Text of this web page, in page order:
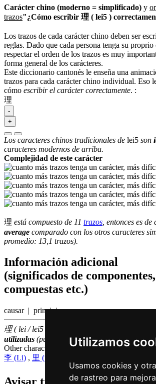
Utilizamos
Usamos cookies y
de rastreo para
Carácter chino (moderno = simplificado) y
trazos"¿Cómo escribir 理 ( lei5 )
Los trazos de cada carácter chino deben ser
reglas. Dado que cada persona tenga su proprio
respectar el orden de los trazos es muy
forma general de los carácteres.
Este diccionario cantonés le enseña una
trazos para cada carácter chino individual. Eso
cómo escribir el carácter correctamente. :
理
-
+
Los caracteres chinos tradicionales de lei5 son
caracteres modernos de arriba.
Complejidad de este carácter
理 está compuesto de 11 trazos , entonces es
average comparado con los otros caracteres
promedio: 13,1 trazos).
Información adicional
(significados de
compuestas etc.)
causar | principio
理 ( lei / lei5 ) hace parte de las
utilizadas (puesto número121entre los
Other characters that are pronouncedlei5 in
李 (Li) , 里 (interior)